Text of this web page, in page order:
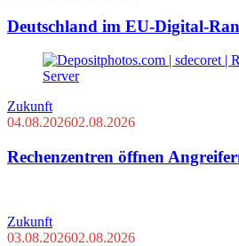
Deutschland im EU-Digital-
Zukunft
04.08.202602.08.2026
Rechenzentren öffnen
Zukunft
03.08.202602.08.2026